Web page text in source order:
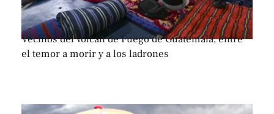
Vecinos del volcán de Fuego de Guatemala, entre
el temor a morir y a los ladrones